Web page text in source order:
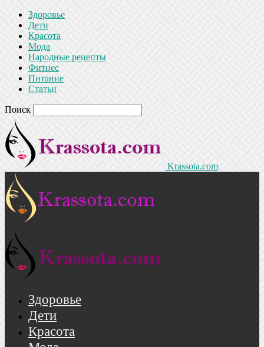
Здоровье
Дети
Красота
Мода
Народные рецепты
Фитнес
Питание
Статьи
Поиск
Krassota.com
Здоровье
Дети
Красота